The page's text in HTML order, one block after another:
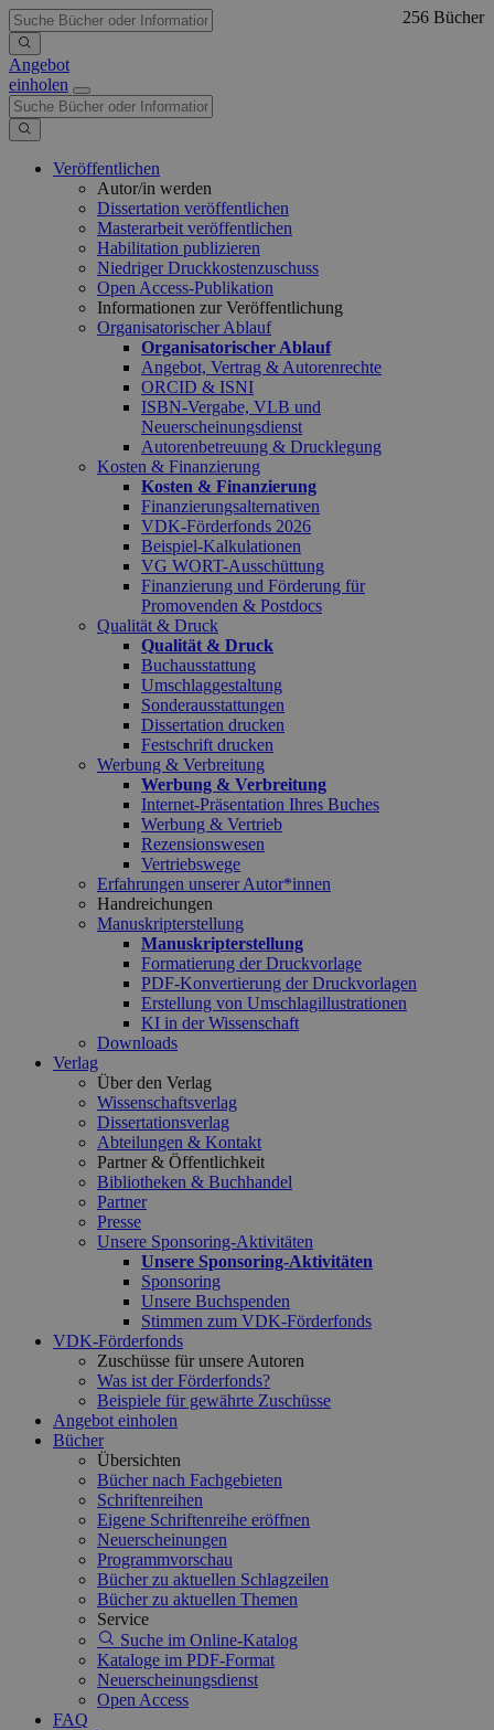
Angebot
einholen
Veröffentlichen
Autor/in werden
Dissertation veröffentlichen
Masterarbeit veröffentlichen
Habilitation publizieren
Niedriger Druckkostenzuschuss
Open Access-Publikation
Informationen zur Veröffentlichung
Organisatorischer Ablauf
Organisatorischer Ablauf
Angebot, Vertrag & Autorenrechte
ORCID & ISNI
ISBN-Vergabe, VLB und
Neuerscheinungsdienst
Autorenbetreuung & Drucklegung
Kosten & Finanzierung
Kosten & Finanzierung
Finanzierungsalternativen
VDK-Förderfonds 2026
Beispiel-Kalkulationen
VG WORT-Ausschüttung
Finanzierung und Förderung für
Promovenden & Postdocs
Qualität & Druck
Qualität & Druck
Buchausstattung
Umschlaggestaltung
Sonderausstattungen
Dissertation drucken
Festschrift drucken
Werbung & Verbreitung
Werbung & Verbreitung
Internet-Präsentation Ihres Buches
Werbung & Vertrieb
Rezensionswesen
Vertriebswege
Erfahrungen unserer Autor*innen
Handreichungen
Manuskripterstellung
Manuskripterstellung
Formatierung der Druckvorlage
PDF-Konvertierung der Druckvorlagen
Erstellung von Umschlagillustrationen
KI in der Wissenschaft
Downloads
Verlag
Über den Verlag
Wissenschaftsverlag
Dissertationsverlag
Abteilungen & Kontakt
Partner & Öffentlichkeit
Bibliotheken & Buchhandel
Partner
Presse
Unsere Sponsoring-Aktivitäten
Unsere Sponsoring-Aktivitäten
Sponsoring
Unsere Buchspenden
Stimmen zum VDK-Förderfonds
VDK-Förderfonds
Zuschüsse für unsere Autoren
Was ist der Förderfonds?
Beispiele für gewährte Zuschüsse
Angebot einholen
Bücher
Übersichten
Bücher nach Fachgebieten
Schriftenreihen
Eigene Schriftenreihe eröffnen
Neuerscheinungen
Programmvorschau
Bücher zu aktuellen Schlagzeilen
Bücher zu aktuellen Themen
Service
Suche im Online-Katalog
Kataloge im PDF-Format
Neuerscheinungsdienst
Open Access
FAQ
256 Bücher